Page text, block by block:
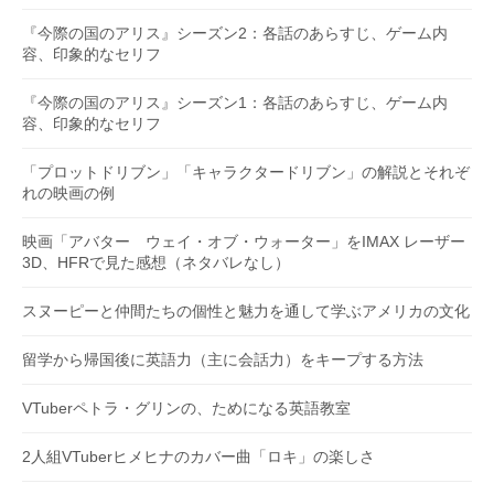
『今際の国のアリス』シーズン2：各話のあらすじ、ゲーム内
容、印象的なセリフ
『今際の国のアリス』シーズン1：各話のあらすじ、ゲーム内
容、印象的なセリフ
「プロットドリブン」「キャラクタードリブン」の解説とそれぞ
れの映画の例
映画「アバター ウェイ・オブ・ウォーター」をIMAX レーザー
3D、HFRで見た感想（ネタバレなし）
スヌーピーと仲間たちの個性と魅力を通して学ぶアメリカの文化
留学から帰国後に英語力（主に会話力）をキープする方法
VTuberペトラ・グリンの、ためになる英語教室
2人組VTuberヒメヒナのカバー曲「ロキ」の楽しさ